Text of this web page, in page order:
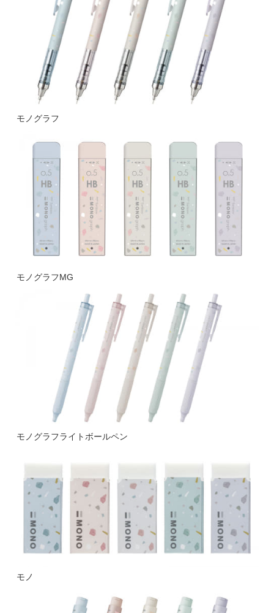
モノグラフ
モノグラフMG
モノグラフライトボールペン
モノ